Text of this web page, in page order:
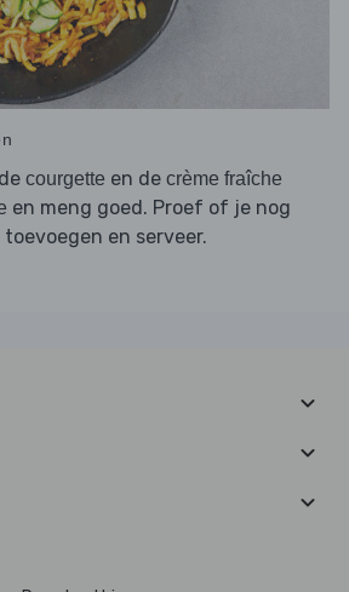
courgette en de crème fraîche
en meng goed. Proef of je nog
en serveer.